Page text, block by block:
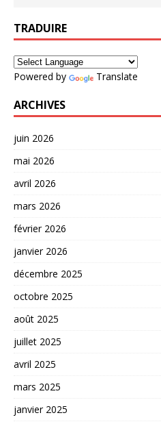
TRADUIRE
Powered by Translate
ARCHIVES
juin 2026
mai 2026
avril 2026
mars 2026
février 2026
janvier 2026
décembre 2025
octobre 2025
août 2025
juillet 2025
avril 2025
mars 2025
janvier 2025